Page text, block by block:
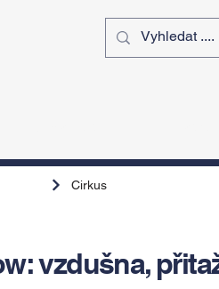
Cirkus
vzdušna,